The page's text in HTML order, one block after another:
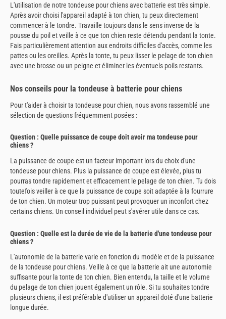
L'utilisation de notre tondeuse pour chiens avec batterie est très simple.
Après avoir choisi l'appareil adapté à ton chien, tu peux directement
commencer à le tondre. Travaille toujours dans le sens inverse de la
pousse du poil et veille à ce que ton chien reste détendu pendant la tonte.
Fais particulièrement attention aux endroits difficiles d'accès, comme les
pattes ou les oreilles. Après la tonte, tu peux lisser le pelage de ton chien
avec une brosse ou un peigne et éliminer les éventuels poils restants.
Nos conseils pour la tondeuse à batterie pour chiens
Pour t'aider à choisir ta tondeuse pour chien, nous avons rassemblé une
sélection de questions fréquemment posées :
Question : Quelle puissance de coupe doit avoir ma tondeuse pour
chiens ?
La puissance de coupe est un facteur important lors du choix d'une
tondeuse pour chiens. Plus la puissance de coupe est élevée, plus tu
pourras tondre rapidement et efficacement le pelage de ton chien. Tu dois
toutefois veiller à ce que la puissance de coupe soit adaptée à la fourrure
de ton chien. Un moteur trop puissant peut provoquer un inconfort chez
certains chiens. Un conseil individuel peut s'avérer utile dans ce cas.
Question : Quelle est la durée de vie de la batterie d'une tondeuse pour
chiens ?
L'autonomie de la batterie varie en fonction du modèle et de la puissance
de la tondeuse pour chiens. Veille à ce que la batterie ait une autonomie
suffisante pour la tonte de ton chien. Bien entendu, la taille et le volume
du pelage de ton chien jouent également un rôle. Si tu souhaites tondre
plusieurs chiens, il est préférable d'utiliser un appareil doté d'une batterie
longue durée.